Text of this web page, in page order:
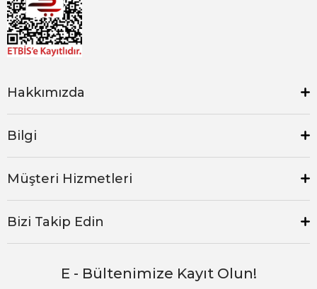
Hakkımızda
Bilgi
Müşteri Hizmetleri
Bizi Takip Edin
E - Bültenimize Kayıt Olun!